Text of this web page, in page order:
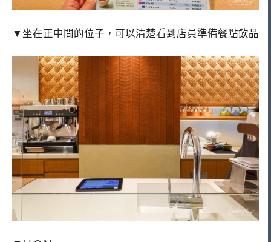
▼坐在正中間的位子，可以清楚看到店員準備餐點飲品